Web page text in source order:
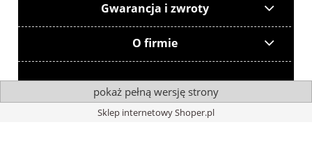
Gwarancja i zwroty
O firmie
pokaż pełną wersję strony
Sklep internetowy Shoper.pl